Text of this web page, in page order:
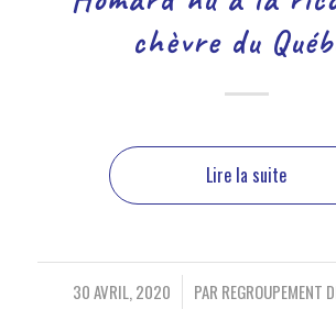
chèvre du
Lire la suite
30 AVRIL, 2020
/ PAR REGROUPEMENT